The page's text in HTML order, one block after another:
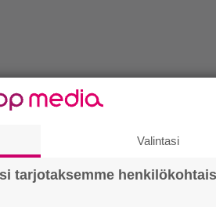
Valintasi
tarjotaksemme